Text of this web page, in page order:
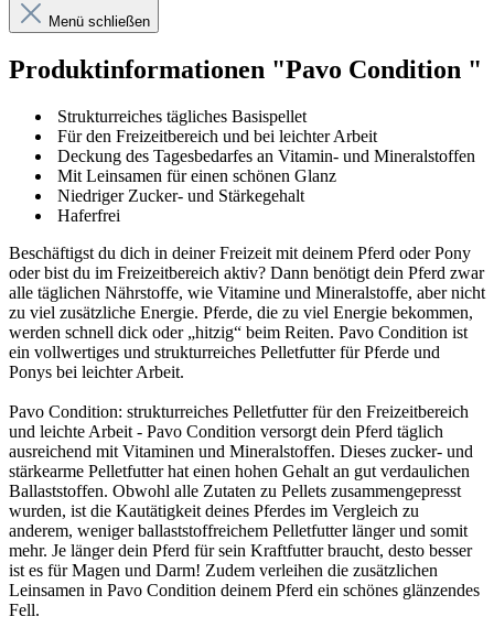
Menü schließen
Produktinformationen "Pavo Condition "
Strukturreiches tägliches Basispellet
Für den Freizeitbereich und bei leichter Arbeit
Deckung des Tagesbedarfes an Vitamin- und Mineralstoffen
Mit Leinsamen für einen schönen Glanz
Niedriger Zucker- und Stärkegehalt
Haferfrei
Beschäftigst du dich in deiner Freizeit mit deinem Pferd oder Pony
oder bist du im Freizeitbereich aktiv? Dann benötigt dein Pferd zwar
alle täglichen Nährstoffe, wie Vitamine und Mineralstoffe, aber nicht
zu viel zusätzliche Energie. Pferde, die zu viel Energie bekommen,
werden schnell dick oder „hitzig“ beim Reiten. Pavo Condition ist
ein vollwertiges und strukturreiches Pelletfutter für Pferde und
Ponys bei leichter Arbeit.
Pavo Condition: strukturreiches Pelletfutter für den Freizeitbereich
und leichte Arbeit - Pavo Condition versorgt dein Pferd täglich
ausreichend mit Vitaminen und Mineralstoffen. Dieses zucker- und
stärkearme Pelletfutter hat einen hohen Gehalt an gut verdaulichen
Ballaststoffen. Obwohl alle Zutaten zu Pellets zusammengepresst
wurden, ist die Kautätigkeit deines Pferdes im Vergleich zu
anderem, weniger ballaststoffreichem Pelletfutter länger und somit
mehr. Je länger dein Pferd für sein Kraftfutter braucht, desto besser
ist es für Magen und Darm! Zudem verleihen die zusätzlichen
Leinsamen in Pavo Condition deinem Pferd ein schönes glänzendes
Fell.